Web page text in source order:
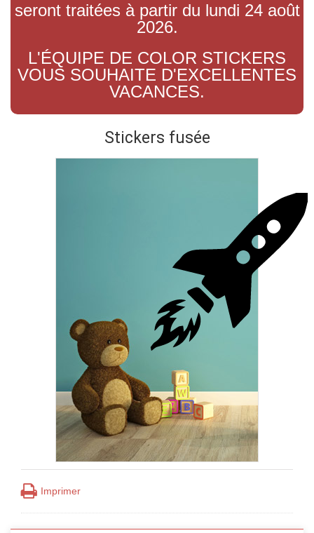
seront traitées à partir du lundi 24 août
2026.
L'ÉQUIPE DE COLOR STICKERS
VOUS SOUHAITE D'EXCELLENTES
VACANCES.
Stickers fusée
Imprimer